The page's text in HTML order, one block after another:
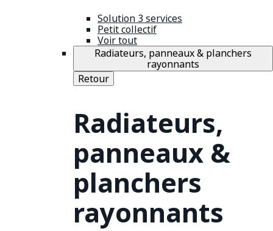
Solution 3 services
Petit collectif
Voir tout
Radiateurs, panneaux & planchers
rayonnants
Retour
Radiateurs,
panneaux &
planchers
rayonnants